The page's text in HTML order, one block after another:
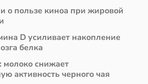
о пользе киноа при жировой
D усиливает накопление
белка
молоко снижает
активность черного чая